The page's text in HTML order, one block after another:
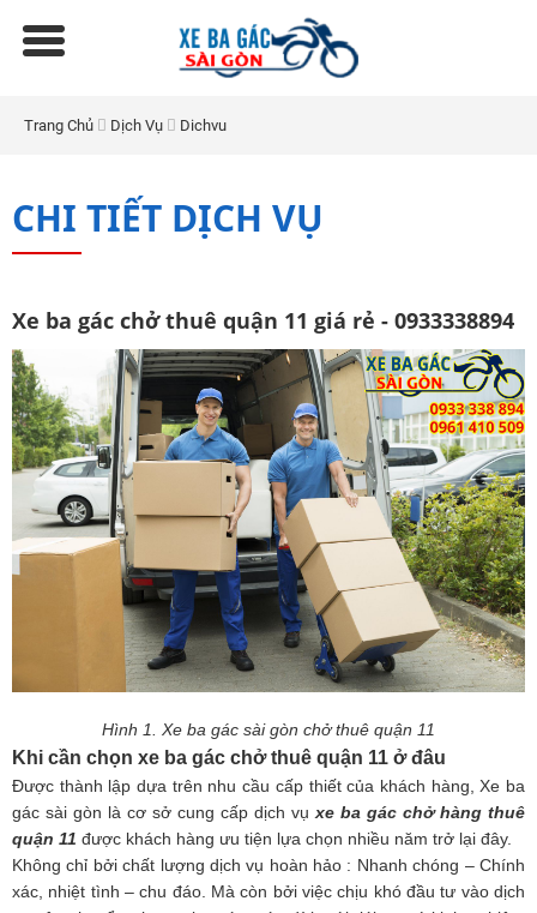
Trang Chủ Dịch Vụ Dichvu
CHI TIẾT DỊCH VỤ
Xe ba gác chở thuê quận 11 giá rẻ - 0933338894
Hình 1. Xe ba gác sài gòn chở thuê quận 11
Khi cần chọn xe ba gác chở thuê quận 11 ở đâu
Được thành lập dựa trên nhu cầu cấp thiết của khách hàng, Xe ba
gác sài gòn là cơ sở cung cấp dịch vụ xe ba gác chở hàng thuê
quận 11 được khách hàng ưu tiện lựa chọn nhiều năm trở lại đây.
Không chỉ bởi chất lượng dịch vụ hoàn hảo : Nhanh chóng – Chính
xác, nhiệt tình – chu đáo. Mà còn bởi việc chịu khó đầu tư vào dịch